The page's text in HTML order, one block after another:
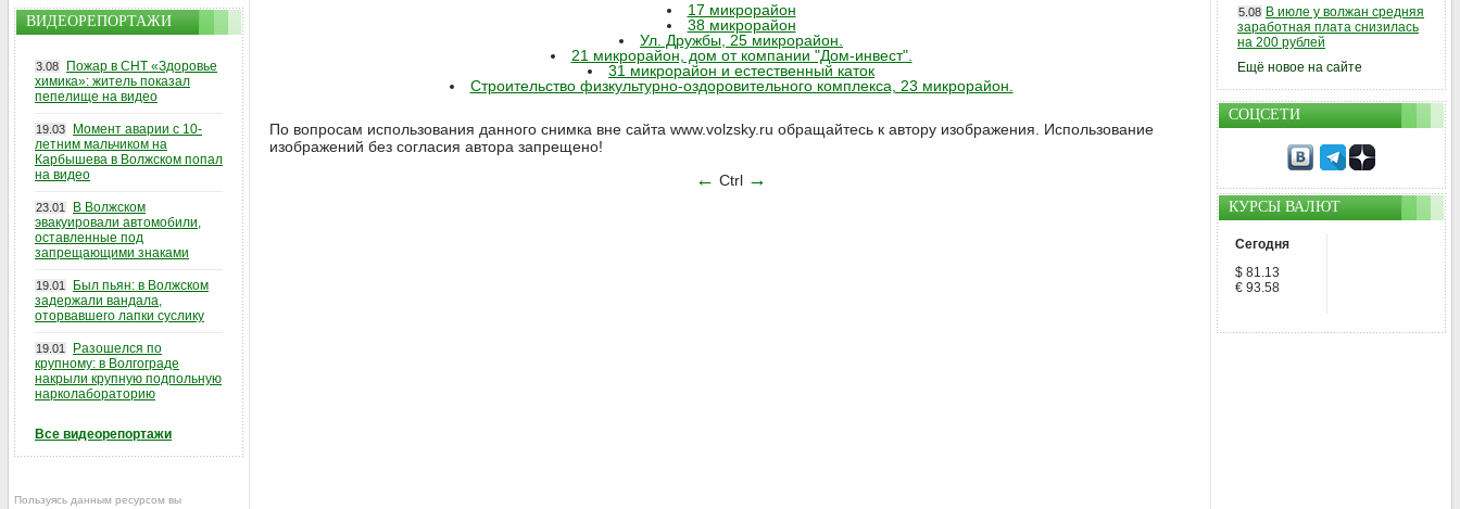
17 микрорайон
38 микрорайон
Ул. Дружбы, 25 микрорайон.
21 микрорайон, дом от компании "Дом-инвест".
31 микрорайон и естественный каток
Строительство физкультурно-оздоровительного комплекса, 23 микрорайон.
По вопросам использования данного снимка вне сайта www.volzsky.ru обращайтесь к автору изображения. Использование
изображений без согласия автора запрещено!
← Ctrl →
ВИДЕОРЕПОРТАЖИ
3.08
Пожар в СНТ «Здоровье
химика»: житель показал
пепелище на видео
19.03
Момент аварии с 10-
летним мальчиком на
Карбышева в Волжском попал
на видео
23.01
В Волжском
эвакуировали автомобили,
оставленные под
запрещающими знаками
19.01
Был пьян: в Волжском
задержали вандала,
оторвавшего лапки суслику
19.01
Разошелся по
крупному: в Волгограде
накрыли крупную подпольную
нарколабораторию
Все видеорепортажи
Пользуясь данным ресурсом вы
5.08 В июле у волжан средняя
заработная плата снизилась
на 200 рублей
Ещё новое на сайте
СОЦСЕТИ
КУРСЫ ВАЛЮТ
Сегодня
$ 81.13
€ 93.58